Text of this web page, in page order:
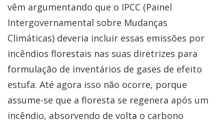
vêm argumentando que o IPCC (Painel
Intergovernamental sobre Mudanças
Climáticas) deveria incluir essas emissões por
incêndios florestais nas suas diretrizes para
formulação de inventários de gases de efeito
estufa. Até agora isso não ocorre, porque
assume-se que a floresta se regenera após um
incêndio, absorvendo de volta o carbono